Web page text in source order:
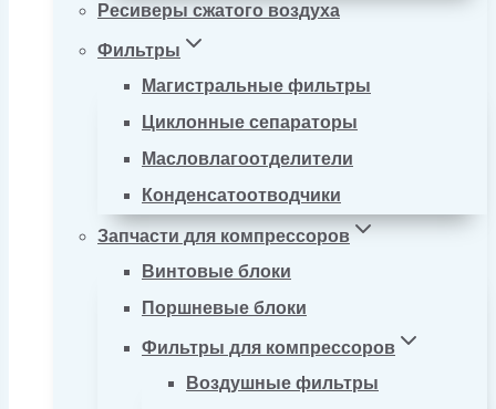
Ресиверы сжатого воздуха
Фильтры
Магистральные фильтры
Циклонные сепараторы
Масловлагоотделители
Конденсатоотводчики
Запчасти для компрессоров
Винтовые блоки
Поршневые блоки
Фильтры для компрессоров
Воздушные фильтры